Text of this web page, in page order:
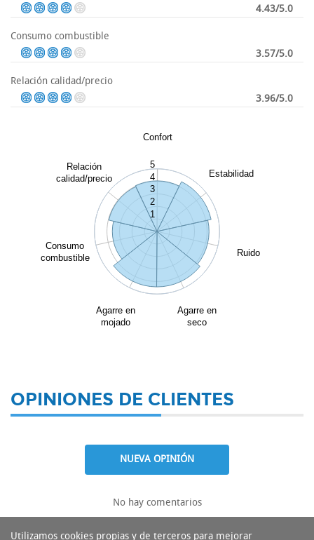
4.43/5.0
Consumo combustible
3.57/5.0
Relación calidad/precio
3.96/5.0
Confort
Estabilidad
Ruido
Agarre en
seco
Agarre en
mojado
Consumo
combustible
Relación
calidad/precio
1
2
3
4
5
OPINIONES DE CLIENTES
NUEVA OPINIÓN
No hay comentarios
Utilizamos cookies propias y de terceros para mejorar